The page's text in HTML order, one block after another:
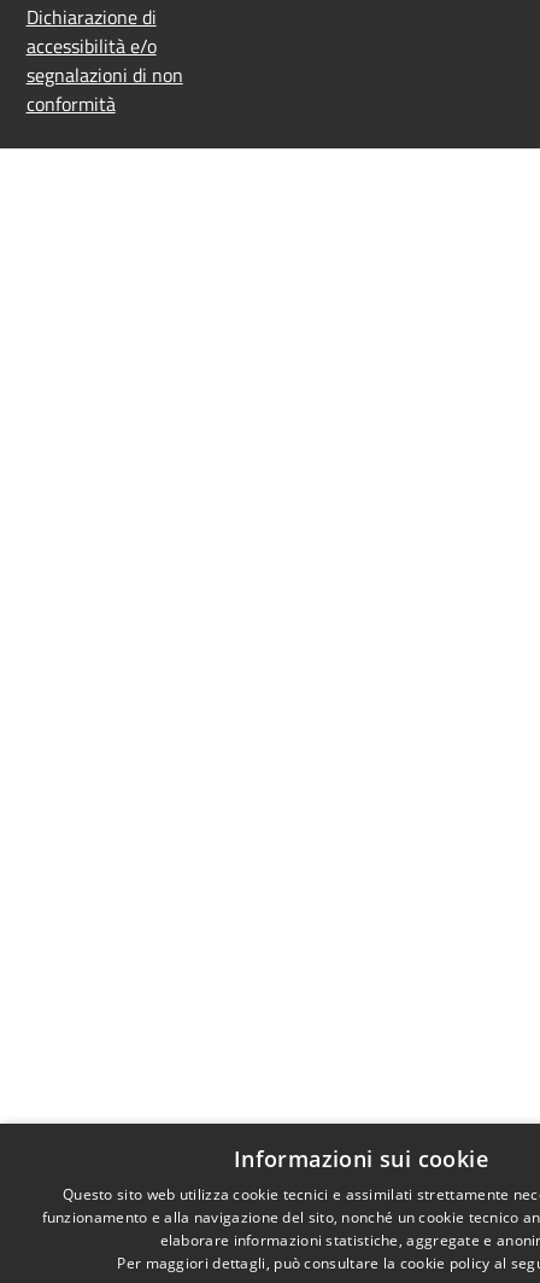
Dichiarazione di
accessibilità e/o
segnalazioni di non
conformità
Informazioni sui cookie
Questo sito web utilizza cookie tecnici e assimilati strettamente
funzionamento e alla navigazione del sito, nonché un cookie tecnico
elaborare informazioni statistiche, aggregate e
Per maggiori dettagli, può consultare la cookie policy al